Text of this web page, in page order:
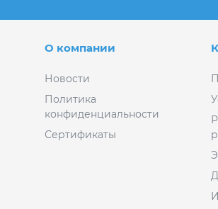
О компании
Новости
Политика
конфиденциальности
Сертификаты